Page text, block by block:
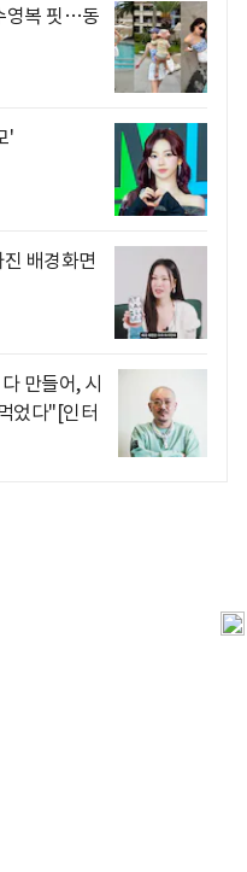
영복 핏…동
'
배경화면
만들어, 시
었다"[인터